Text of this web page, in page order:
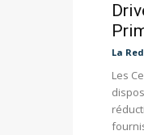
La
Les